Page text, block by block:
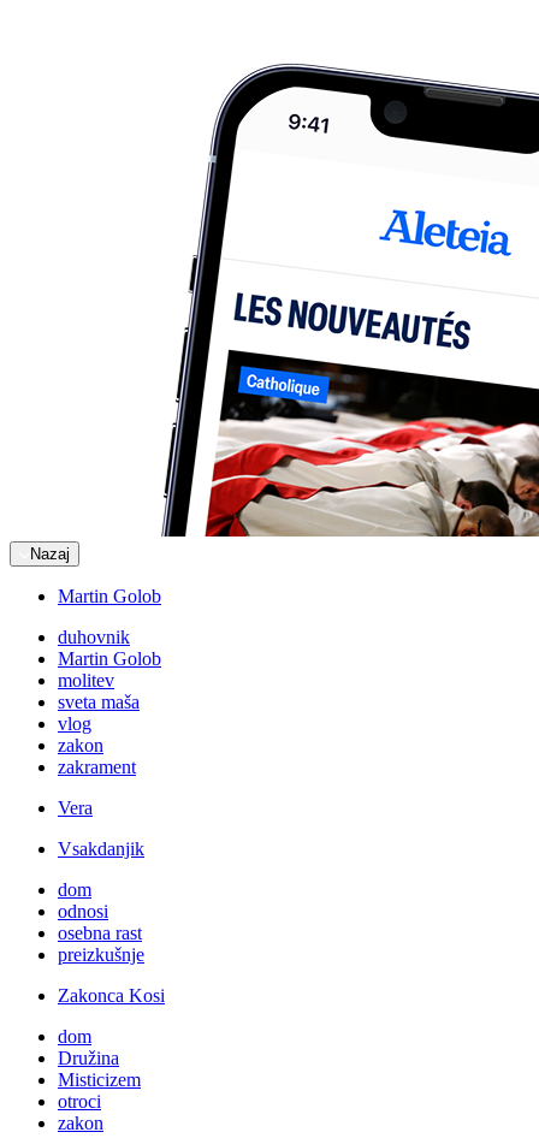
Nazaj
Martin Golob
duhovnik
Martin Golob
molitev
sveta maša
vlog
zakon
zakrament
Vera
Vsakdanjik
dom
odnosi
osebna rast
preizkušnje
Zakonca Kosi
dom
Družina
Misticizem
otroci
zakon